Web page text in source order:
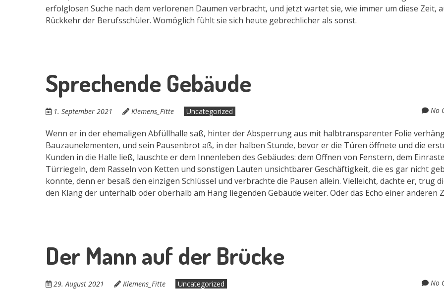
erfolglosen Suche nach dem verlorenen Daumen verbracht, und jetzt wartet sie, wie immer um diese Zeit,
Rückkehr der Berufsschüler. Womöglich fühlt sie sich heute gebrechlicher als sonst.
Sprechende Gebäude
1. September 2021 Klemens_Fitte Uncategorized No
Wenn er in der ehemaligen Abfüllhalle saß, hinter der Absperrung aus mit halbtransparenter Folie
Bauzaunelementen, und sein Pausenbrot aß, in der halben Stunde, bevor er die Türen öffnete und die
Kunden in die Halle ließ, lauschte er dem Innenleben des Gebäudes: dem Öffnen von Fenstern, dem
Türriegeln, dem Rasseln von Ketten und sonstigen Lauten unsichtbarer Geschäftigkeit, die es gar nicht
konnte, denn er besaß den einzigen Schlüssel und verbrachte die Pausen allein. Vielleicht, dachte er, trug
den Klang der unterhalb oder oberhalb am Hang liegenden Gebäude weiter. Oder das Echo einer anderen
Der Mann auf der Brücke
29. August 2021 Klemens_Fitte Uncategorized No